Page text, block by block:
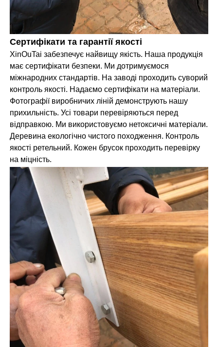
Сертифікати та гарантії якості
XinOuTai забезпечує найвищу якість. Наша продукція
має сертифікати безпеки. Ми дотримуємося
міжнародних стандартів. На заводі проходить суворий
контроль якості. Надаємо сертифікати на матеріали.
Фотографії виробничих ліній демонструють нашу
прихильність. Усі товари перевіряються перед
відправкою. Ми використовуємо нетоксичні матеріали.
Деревина екологічно чистого походження. Контроль
якості ретельний. Кожен брусок проходить перевірку
на міцність.